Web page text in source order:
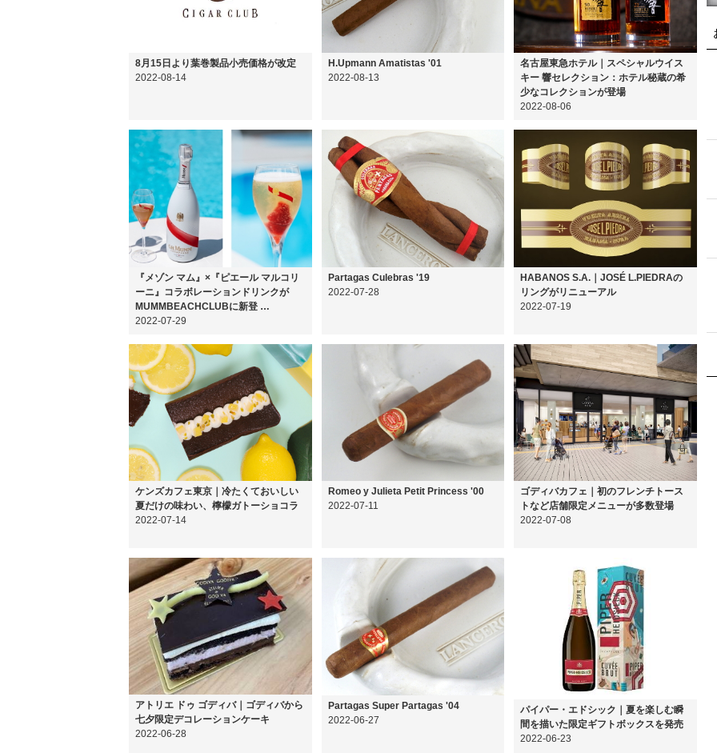
8月15日より葉巻製品小売価格が改定
2022-08-14
H.Upmann Amatistas '01
2022-08-13
名古屋東急ホテル｜スペシャルウイス
キー 響セレクション：ホテル秘蔵の希
少なコレクションが登場
2022-08-06
『メゾン マム』×『ピエール マルコリ
ーニ』コラボレーションドリンクが
MUMMBEACHCLUBに新登 …
2022-07-29
Partagas Culebras '19
2022-07-28
HABANOS S.A.｜JOSÉ L.PIEDRAの
リングがリニューアル
2022-07-19
ケンズカフェ東京｜冷たくておいしい
夏だけの味わい、檸檬ガトーショコラ
2022-07-14
Romeo y Julieta Petit Princess '00
2022-07-11
ゴディバカフェ｜初のフレンチトース
トなど店舗限定メニューが多数登場
2022-07-08
アトリエ ドゥ ゴディバ｜ゴディバから
七夕限定デコレーションケーキ
2022-06-28
Partagas Super Partagas '04
2022-06-27
パイパー・エドシック｜夏を楽しむ瞬
間を描いた限定ギフトボックスを発売
2022-06-23